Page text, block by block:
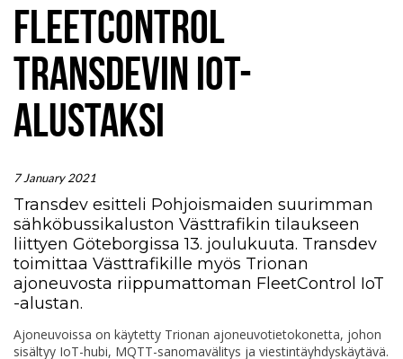
FLEETCONTROL
TRANSDEVIN IOT-
ALUSTAKSI
7 January 2021
Transdev esitteli Pohjoismaiden suurimman
sähköbussikaluston Västtrafikin tilaukseen
liittyen Göteborgissa 13. joulukuuta. Transdev
toimittaa Västtrafikille myös Trionan
ajoneuvosta riippumattoman FleetControl IoT
-alustan.
Ajoneuvoissa on käytetty Trionan ajoneuvotietokonetta, johon
sisältyy IoT-hubi, MQTT-sanomavälitys ja viestintäyhdyskäytävä.